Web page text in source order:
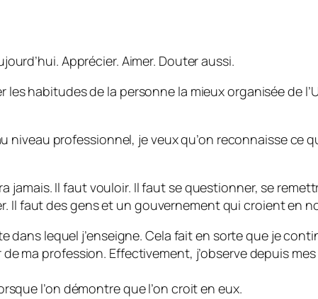
Apprécier. Aimer. Douter aussi.
habitudes de la personne la mieux organisée de
niveau professionnel, je veux qu’on reconnaisse ce
jamais. Il faut vouloir. Il faut se questionner, se
Il faut des gens et un gouvernement qui croient en
dans lequel j’enseigne. Cela fait en sorte que je
ma profession. Effectivement, j’observe depuis
l’on démontre que l’on croit en eux.